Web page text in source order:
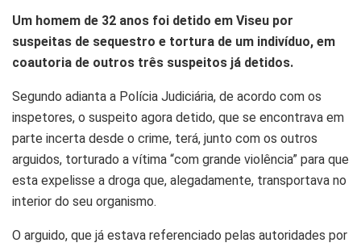
Um homem de 32 anos foi detido em Viseu por
suspeitas de sequestro e tortura de um indivíduo, em
coautoria de outros três suspeitos já detidos.
Segundo adianta a Polícia Judiciária, de acordo com os
inspetores, o suspeito agora detido, que se encontrava em
parte incerta desde o crime, terá, junto com os outros
arguidos, torturado a vítima “com grande violência” para que
esta expelisse a droga que, alegadamente, transportava no
interior do seu organismo.
O arguido, que já estava referenciado pelas autoridades por